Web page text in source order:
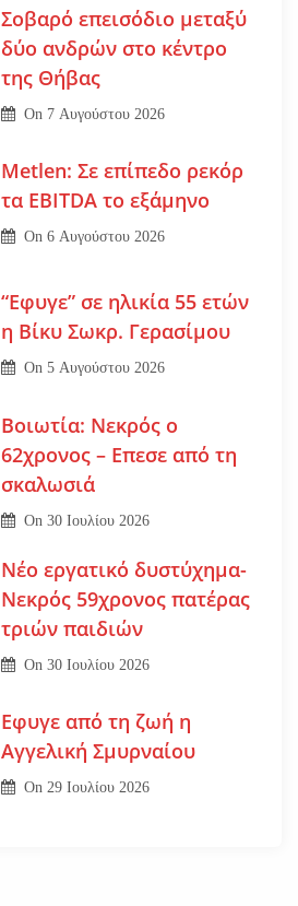
Σοβαρό επεισόδιο μεταξύ
δύο ανδρών στο κέντρο
της Θήβας
On 7 Αυγούστου 2026
Metlen: Σε επίπεδο ρεκόρ
τα EBITDA το εξάμηνο
On6 Αυγούστου 2026
“Εφυγε” σε ηλικία 55 ετών
η Βίκυ Σωκρ. Γερασίμου
On5 Αυγούστου 2026
Βοιωτία: Νεκρός ο
62χρονος – Επεσε από τη
σκαλωσιά
On30 Ιουλίου 2026
Νέο εργατικό δυστύχημα-
Νεκρός 59χρονος πατέρας
τριών παιδιών
On30 Ιουλίου 2026
Εφυγε από τη ζωή η
Αγγελική Σμυρναίου
On29 Ιουλίου 2026